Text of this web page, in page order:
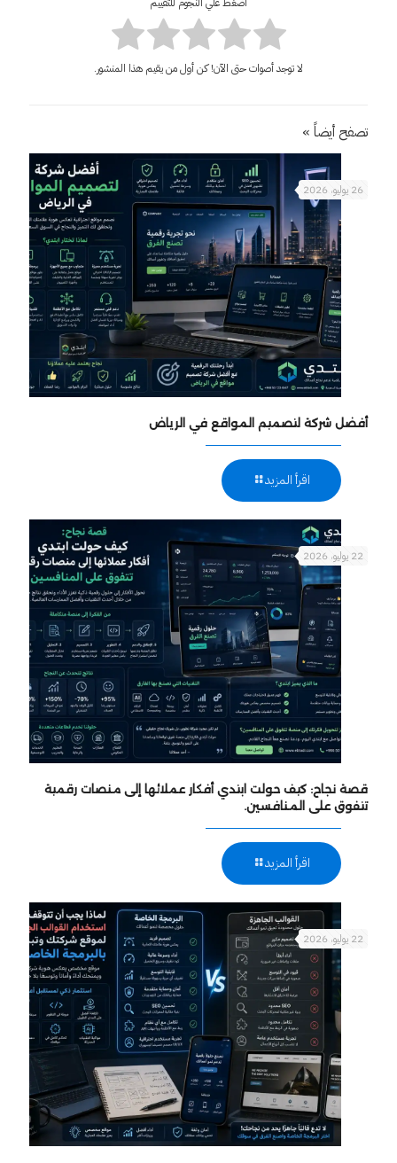
لا توجد أصوات حتى الآن! كن أول من يقيم هذا المنشور.
تصفح أيضاً »
26 يوليو، 2026
أفضل شركة لتصميم المواقع في الرياض
اقرأ المزيد
22 يوليو، 2026
قصة نجاح: كيف حولت ابتدي أفكار عملائها إلى منصات رقمية
تتفوق على المنافسين.
اقرأ المزيد
22 يوليو، 2026